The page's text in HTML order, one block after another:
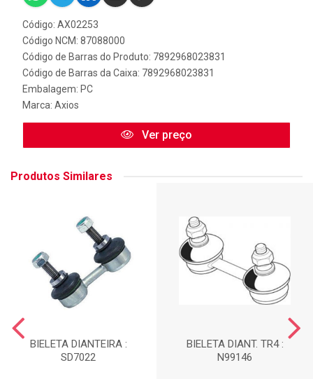
Código: AX02253
Código NCM: 87088000
Código de Barras do Produto: 7892968023831
Código de Barras da Caixa: 7892968023831
Embalagem: PC
Marca: Axios
Ver preço
Produtos Similares
BIELETA DIANTEIRA :
SD7022
BIELETA DIANT. TR4 :
N99146